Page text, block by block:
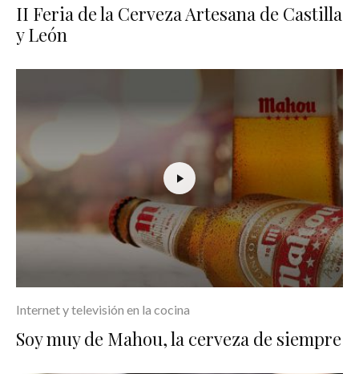
II Feria de la Cerveza Artesana de Castilla
y León
Internet y televisión en la cocina
Soy muy de Mahou, la cerveza de siempre